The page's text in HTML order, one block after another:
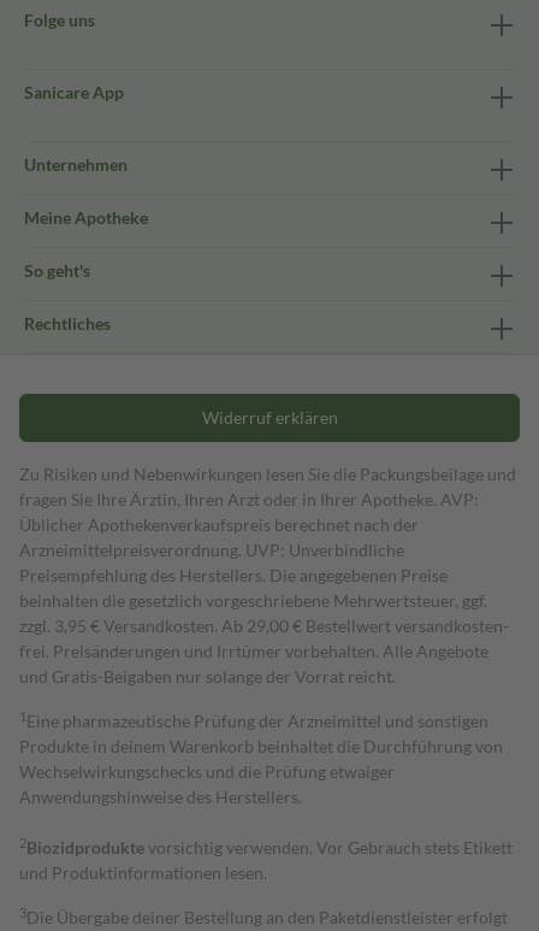
Folge uns
Sanicare App
Unternehmen
Meine Apotheke
So geht's
Rechtliches
Widerruf erklären
Zu Risiken und Nebenwirkungen lesen Sie die Packungsbeilage und
fragen Sie Ihre Ärztin, Ihren Arzt oder in Ihrer Apotheke. AVP:
Üblicher Apothekenverkaufspreis berechnet nach der
Arzneimittelpreisverordnung. UVP: Unverbindliche
Preisempfehlung des Herstellers. Die angegebenen Preise
beinhalten die gesetzlich vorgeschriebene Mehrwertsteuer, ggf.
zzgl. 3,95 € Versandkosten. Ab 29,00 € Bestell­wert versand­kosten­
frei. Preisänderungen und Irrtümer vorbehalten. Alle Angebote
und Gratis-Beigaben nur solange der Vorrat reicht.
1 Eine pharmazeutische Prüfung der Arzneimittel und sonstigen
Produkte in deinem Warenkorb beinhaltet die Durchführung von
Wechselwirkungschecks und die Prüfung etwaiger
Anwendungshinweise des Herstellers.
2Biozidproduktevorsichtig verwenden. Vor Gebrauch stets Etikett
und Produktinformationen lesen.
3Die Übergabe deiner Bestellung an den Paketdienstleister erfolgt